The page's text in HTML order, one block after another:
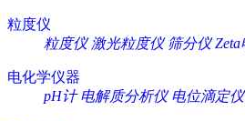
粒度仪
粒度仪 激光粒度仪 筛分仪
电化学仪器
pH计 电解质分析仪 电位滴定仪